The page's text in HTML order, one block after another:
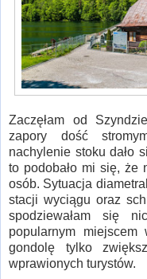
Zaczęłam od
zapory dość
nachylenie stoku dało
to podobało mi się, że
osób. Sytuacja
stacji wyciągu oraz
spodziewałam się
popularnym miejscem
gondolę tylko
wprawionych turystów.